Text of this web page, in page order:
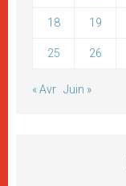
18 19
25 26
« Avr Juin »